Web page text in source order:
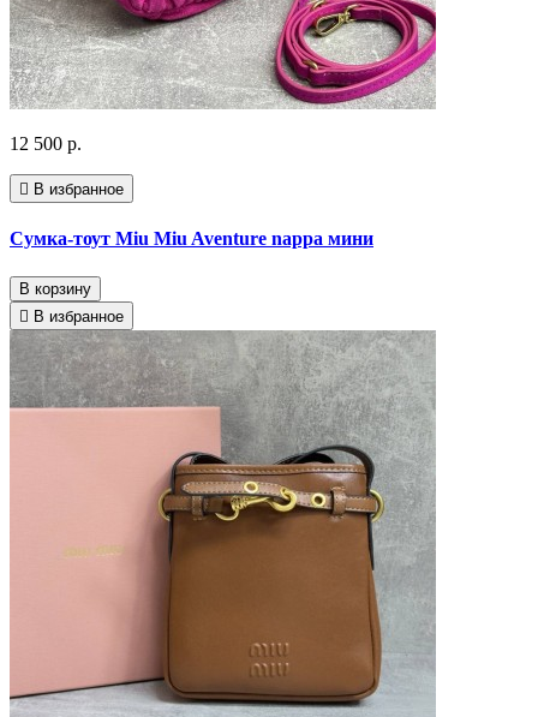
12 500 р.
В избранное
Сумка-тоут Miu Miu Aventure nappa мини
В корзину
В избранное